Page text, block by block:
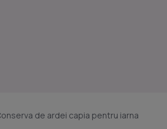
de ardei capia pentru iarna